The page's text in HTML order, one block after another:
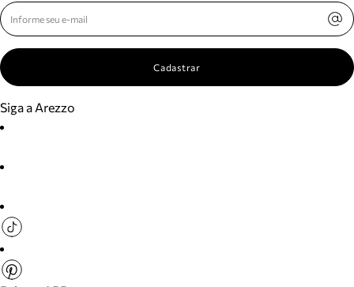
Cadastrar
Siga a Arezzo